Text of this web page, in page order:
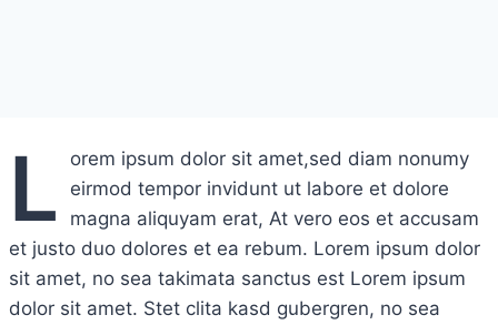
L
orem ipsum dolor sit amet,sed diam nonumy
eirmod tempor invidunt ut labore et dolore
magna aliquyam erat, At vero eos et accusam
et justo duo dolores et ea rebum. Lorem ipsum dolor
sit amet, no sea takimata sanctus est Lorem ipsum
dolor sit amet. Stet clita kasd gubergren, no sea